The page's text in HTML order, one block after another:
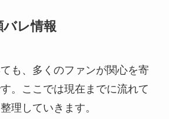
レ情報
も、多くのファンが関心を寄
。ここでは現在までに流れて
理していきます。